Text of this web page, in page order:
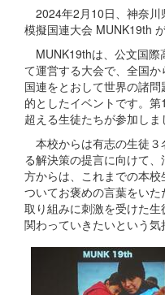
2024年2月10日、神奈川
模擬国連大会 MUNK19th
MUNK19thは、公文国際
て運営する大会で、全国
国連をとおして世界の諸
的としたイベントです。
超える生徒たちが参加しま
本校からは有志の生徒３
る解決策の提言に向けて
方からは、これまでの本
ついてお褒めの言葉をい
取り組みに刺激を受けた
関わっていきたいという気